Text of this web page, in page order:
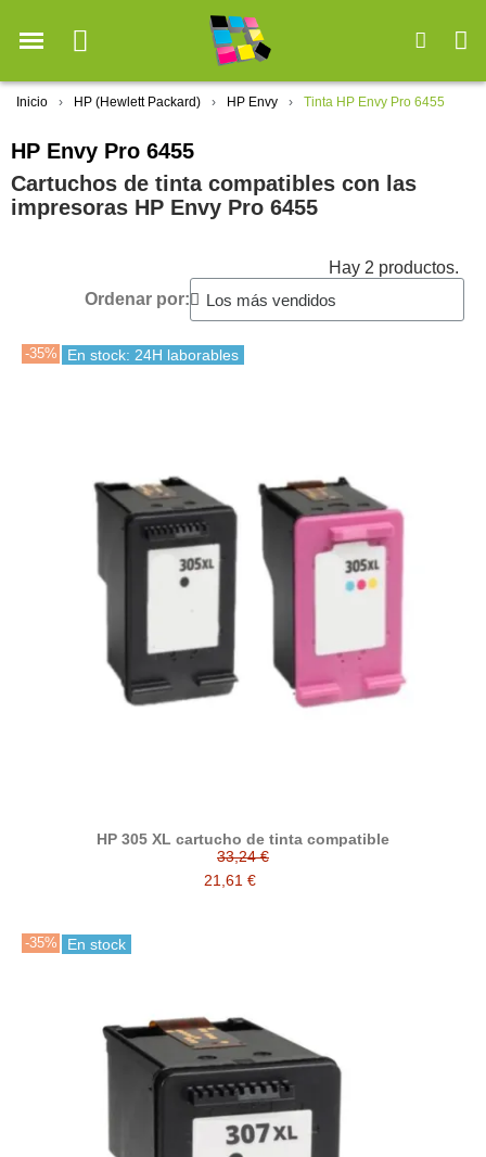
Inicio HP (Hewlett Packard) HP Envy Tinta HP Envy Pro 6455
HP Envy Pro 6455
Cartuchos de tinta compatibles con las
impresoras HP Envy Pro 6455
Hay 2 productos.
Ordenar por:
-35% En stock: 24H laborables
HP 305 XL cartucho de tinta compatible
33,24 €
21,61 €
-35% En stock